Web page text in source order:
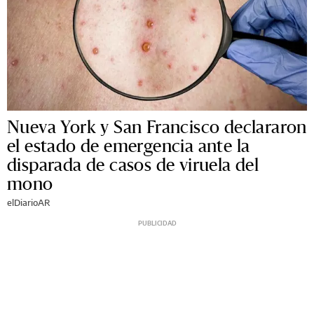
Nueva York y San Francisco declararon
el estado de emergencia ante la
disparada de casos de viruela del
mono
elDiarioAR